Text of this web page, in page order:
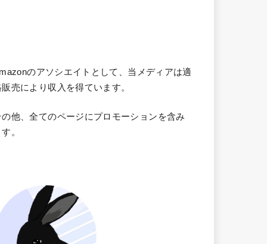
のアソシエイトとして、当メディアは適
販売により収入を得ています。
の他、全てのページにプロモーションを含み
。